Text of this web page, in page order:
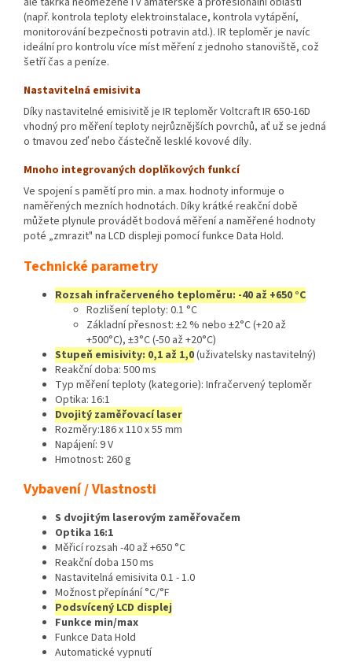
(např. kontrola teploty elektroinstalace, kontrola vytápění,
monitorování bezpečnosti potravin atd.). IR teploměr je navíc
ideální pro kontrolu více míst měření z jednoho stanoviště, což
šetří čas a peníze.
Nastavitelná emisivita
Díky nastavitelné emisivitě je IR teploměr Voltcraft IR 650-16D
vhodný pro měření teploty nejrůznějších povrchů, ať už se jedná
o tmavou zeď nebo částečně lesklé kovové díly.
Mnoho integrovaných doplňkových funkcí
Ve spojení s pamětí pro min. a max. hodnoty informuje o
naměřených mezních hodnotách. Díky krátké reakční době
můžete plynule provádět bodová měření a naměřené hodnoty
poté „zmrazit" na LCD displeji pomocí funkce Data Hold.
Technické parametry
Rozsah infračerveného teploměru: -40 až +650 °C
Rozlišení teploty: 0.1 °C
Základní přesnost: ±2 % nebo ±2°C (+20 až
+500°C), ±3°C (-50 až +20°C)
Stupeň emisivity: 0,1 až 1,0(uživatelsky nastavitelný)
Reakční doba: 500 ms
Typ měření teploty (kategorie): Infračervený teploměr
Optika: 16:1
Dvojitý zaměřovací laser
Rozměry:186 x 110 x 55 mm
Napájení: 9 V
Hmotnost: 260 g
Vybavení / Vlastnosti
S dvojitým laserovým zaměřovačem
Optika 16:1
Měřicí rozsah -40 až +650 °C
Reakční doba 150 ms
Nastavitelná emisivita 0.1 - 1.0
Možnost přepínání °C/°F
Podsvícený LCD displej
Funkce min/max
Funkce Data Hold
Automatické vypnutí